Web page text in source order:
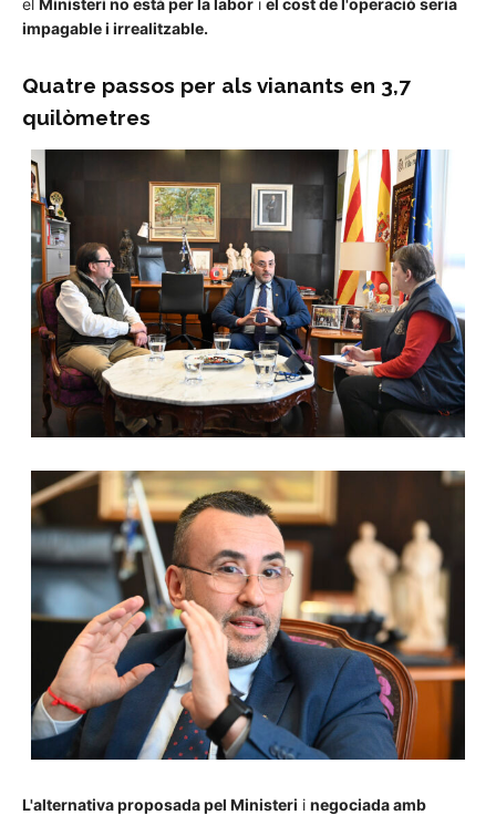
impagable i irrealitzable.
Quatre passos per als vianants en 3,7
quilòmetres
L'alternativa proposada pel Ministeri i negociada amb